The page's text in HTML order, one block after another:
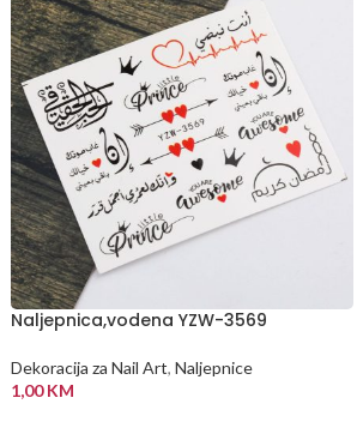
Naljepnica,vodena YZW-3569
Dekoracija za Nail Art, Naljepnice
1,00KM